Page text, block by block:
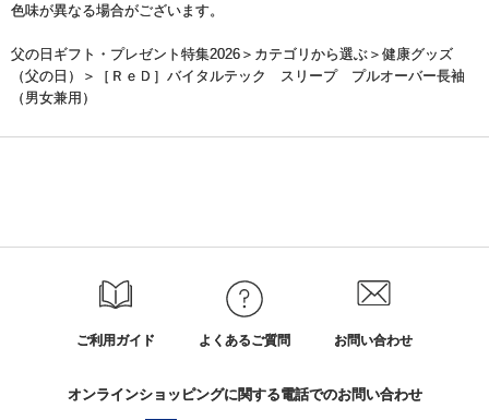
色味が異なる場合がございます。
父の日ギフト・プレゼント特集2026 ＞カテゴリから選ぶ＞ 健康グッズ
（父の日）
＞［ＲｅＤ］バイタルテック スリープ プルオーバー長袖
（男女兼用）
ご利用ガイド よくあるご質問 お問い合わせ
オンラインショッピングに関する電話でのお問い合わせ